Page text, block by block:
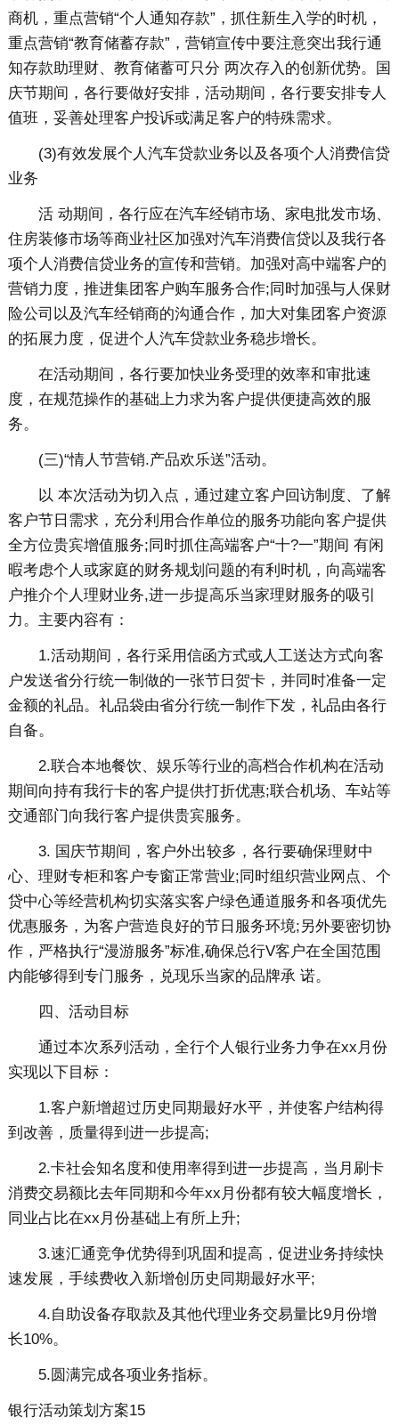
商机，重点营销“个人通知存款”，抓住新生入学的时机，
重点营销“教育储蓄存款”，营销宣传中要注意突出我行通
知存款助理财、教育储蓄可只分 两次存入的创新优势。国
庆节期间，各行要做好安排，活动期间，各行要安排专人
值班，妥善处理客户投诉或满足客户的特殊需求。
(3)有效发展个人汽车贷款业务以及各项个人消费信贷
业务
活 动期间，各行应在汽车经销市场、家电批发市场、
住房装修市场等商业社区加强对汽车消费信贷以及我行各
项个人消费信贷业务的宣传和营销。加强对高中端客户的
营销力度，推进集团客户购车服务合作;同时加强与人保财
险公司以及汽车经销商的沟通合作，加大对集团客户资源
的拓展力度，促进个人汽车贷款业务稳步增长。
在活动期间，各行要加快业务受理的效率和审批速
度，在规范操作的基础上力求为客户提供便捷高效的服
务。
(三)“情人节营销.产品欢乐送”活动。
以 本次活动为切入点，通过建立客户回访制度、了解
客户节日需求，充分利用合作单位的服务功能向客户提供
全方位贵宾增值服务;同时抓住高端客户“十?一”期间 有闲
暇考虑个人或家庭的财务规划问题的有利时机，向高端客
户推介个人理财业务,进一步提高乐当家理财服务的吸引
力。主要内容有：
1.活动期间，各行采用信函方式或人工送达方式向客
户发送省分行统一制做的一张节日贺卡，并同时准备一定
金额的礼品。礼品袋由省分行统一制作下发，礼品由各行
自备。
2.联合本地餐饮、娱乐等行业的高档合作机构在活动
期间向持有我行卡的客户提供打折优惠;联合机场、车站等
交通部门向我行客户提供贵宾服务。
3. 国庆节期间，客户外出较多，各行要确保理财中
心、理财专柜和客户专窗正常营业;同时组织营业网点、个
贷中心等经营机构切实落实客户绿色通道服务和各项优先
优惠服务，为客户营造良好的节日服务环境;另外要密切协
作，严格执行“漫游服务”标准,确保总行V客户在全国范围
内能够得到专门服务，兑现乐当家的品牌承 诺。
四、活动目标
通过本次系列活动，全行个人银行业务力争在xx月份
实现以下目标：
1.客户新增超过历史同期最好水平，并使客户结构得
到改善，质量得到进一步提高;
2.卡社会知名度和使用率得到进一步提高，当月刷卡
消费交易额比去年同期和今年xx月份都有较大幅度增长，
同业占比在xx月份基础上有所上升;
3.速汇通竞争优势得到巩固和提高，促进业务持续快
速发展，手续费收入新增创历史同期最好水平;
4.自助设备存取款及其他代理业务交易量比9月份增
长10%。
5.圆满完成各项业务指标。
银行活动策划方案15